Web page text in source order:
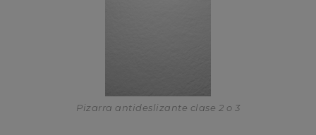
Pizarra antideslizante clase 2 o 3